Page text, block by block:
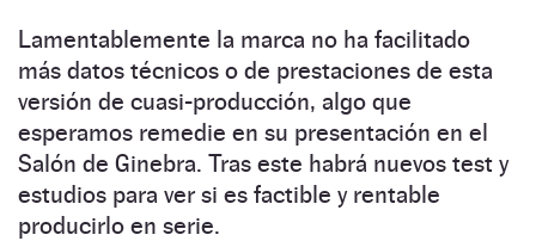
Lamentablemente la marca no ha facilitado
más datos técnicos o de prestaciones de esta
versión de cuasi-producción, algo que
esperamos remedie en su presentación en el
Salón de Ginebra. Tras este habrá nuevos test y
estudios para ver si es factible y rentable
producirlo en serie.